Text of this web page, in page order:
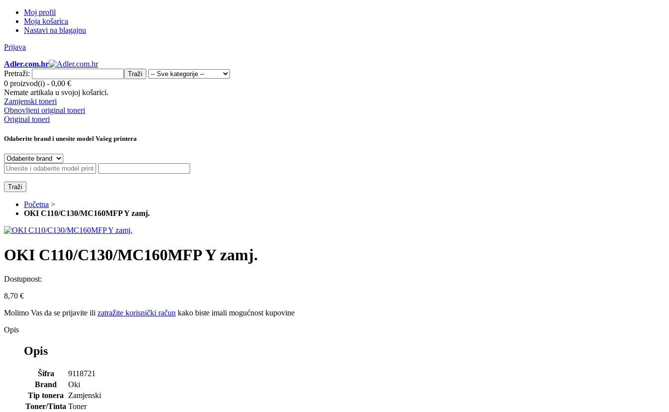
Moj profil
Moja košarica
Nastavi na blagajnu
Prijava
Adler.com.hr
Pretraži:
Traži
0 proizvod(i) - 0,00 €
Nemate artikala u svojoj košarici.
Zamjenski toneri
Obnovljeni original toneri
Original toneri
Odaberite brand i unesite model Vašeg printera
Traži
Početna >
OKI C110/C130/MC160MFP Y zamj.
OKI C110/C130/MC160MFP Y zamj.
Dostupnost:
8,70 €
Molimo Vas da se prijavite ili zatražite korisnički račun kako biste imali mogućnost kupovine
Opis
Opis
Šifra
9118721
Brand
Oki
Tip tonera
Zamjenski
Toner/Tinta Toner